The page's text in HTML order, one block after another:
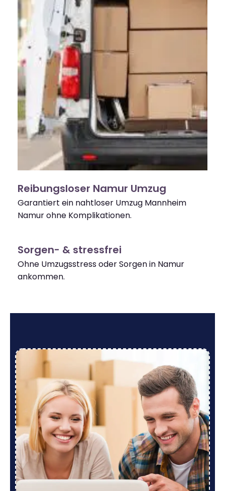
Reibungsloser Namur Umzug
Garantiert ein nahtloser Umzug Mannheim
Namur ohne Komplikationen.
Sorgen- & stressfrei
Ohne Umzugsstress oder Sorgen in Namur
ankommen.